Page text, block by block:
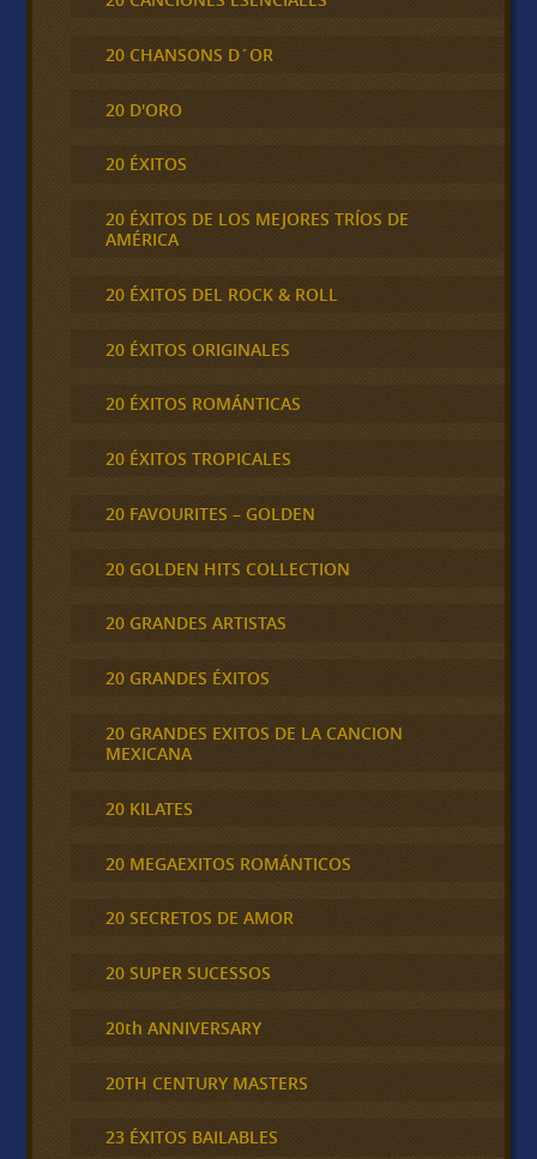
20 CHANSONS D´OR
20 D'ORO
20 ÉXITOS
20 ÉXITOS DE LOS MEJORES TRÍOS DE
AMÉRICA
20 ÉXITOS DEL ROCK & ROLL
20 ÉXITOS ORIGINALES
20 ÉXITOS ROMÁNTICAS
20 ÉXITOS TROPICALES
20 FAVOURITES – GOLDEN
20 GOLDEN HITS COLLECTION
20 GRANDES ARTISTAS
20 GRANDES ÉXITOS
20 GRANDES EXITOS DE LA CANCION
MEXICANA
20 KILATES
20 MEGAEXITOS ROMÁNTICOS
20 SECRETOS DE AMOR
20 SUPER SUCESSOS
20th ANNIVERSARY
20TH CENTURY MASTERS
23 ÉXITOS BAILABLES